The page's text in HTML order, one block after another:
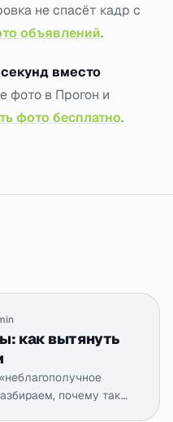
не спасёт кадр с
объявлений.
вместо
фото в Прогон и
фото бесплатно.
как вытянуть
почему так